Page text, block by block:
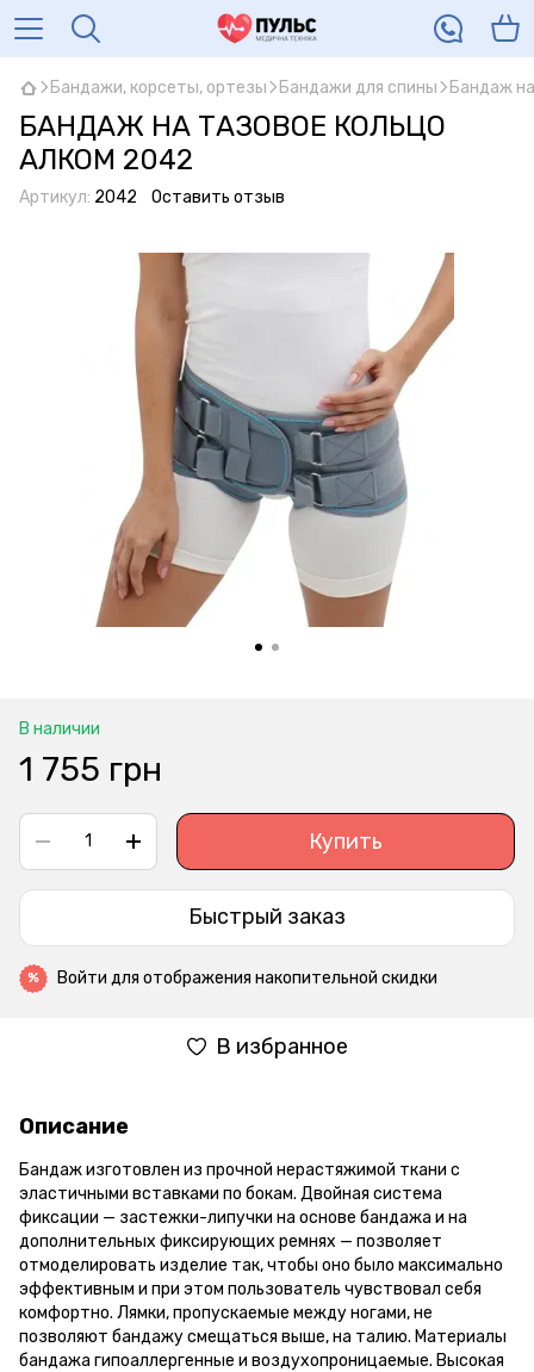
Бандажи, корсеты, ортезы Бандажи для спины Бандаж
БАНДАЖ НА ТАЗОВОЕ КОЛЬЦО
АЛКОМ 2042
Артикул: 2042 Оставить отзыв
В наличии
1 755 грн
Купить
Быстрый заказ
% Войти для отображения накопительной скидки
В избранное
Описание
Бандаж изготовлен из прочной нерастяжимой ткани с
эластичными вставками по бокам. Двойная система
фиксации — застежки-липучки на основе бандажа и на
дополнительных фиксирующих ремнях — позволяет
отмоделировать изделие так, чтобы оно было максимально
эффективным и при этом пользователь чувствовал себя
комфортно. Лямки, пропускаемые между ногами, не
позволяют бандажу смещаться выше, на талию. Материалы
бандажа гипоаллергенные и воздухопроницаемые. Высокая